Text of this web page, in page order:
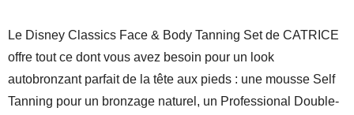
Le Disney Classics Face & Body Tanning Set de CATRICE
offre tout ce dont vous avez besoin pour un look
autobronzant parfait de la tête aux pieds : une mousse Self
Tanning pour un bronzage naturel, un Professional Double-